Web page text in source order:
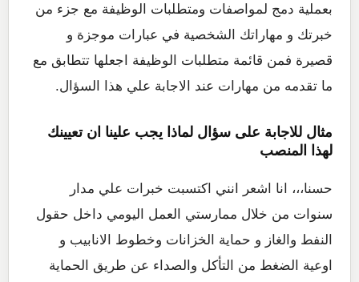
بعملية دمج لمواصفات ومتطلبات الوظيفة مع جزء من
خبرتك و مهاراتك الشخصية في عبارات موجزة و
قصيرة فمن قائمة متطلبات الوظيفة اجعلها تتطابق مع
ما تقدمه من مهارات عند الاجابة علي هذا السؤال.
مثال للاجابة على سؤال لماذا يجب علينا ان تعيينك
لهذا المنصب
حسنا،،، انا اشعر انني اكتسبت خبرات علي مدار
سنوات من خلال ممارستي العمل اليومي داخل حقول
النفط والغاز و حماية الخزانات وخطوط الانابيب و
اوعية الضغط من التأكل والصداء عن طريق الحماية